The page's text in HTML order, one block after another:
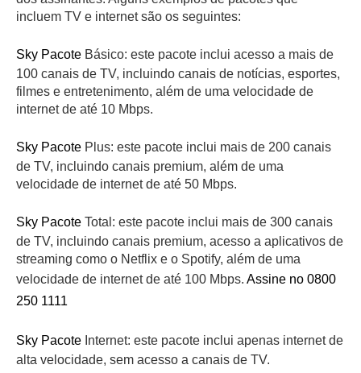
incluem TV e internet são os seguintes:
Sky Pacote Básico: este pacote inclui acesso a mais de
100 canais de TV, incluindo canais de notícias, esportes,
filmes e entretenimento, além de uma velocidade de
internet de até 10 Mbps.
Sky Pacote Plus: este pacote inclui mais de 200 canais
de TV, incluindo canais premium, além de uma
velocidade de internet de até 50 Mbps.
Sky Pacote Total: este pacote inclui mais de 300 canais
de TV, incluindo canais premium, acesso a aplicativos de
streaming como o Netflix e o Spotify, além de uma
velocidade de internet de até 100 Mbps. Assine no 0800
250 1111
Sky Pacote Internet: este pacote inclui apenas internet de
alta velocidade, sem acesso a canais de TV.